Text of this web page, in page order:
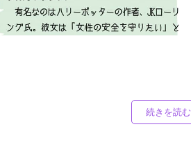
続きを読む